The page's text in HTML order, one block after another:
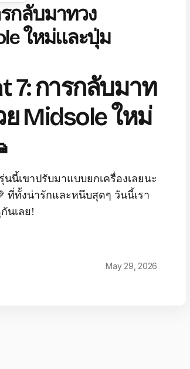
กลับมาทวง
ใหม่และปุ่ม
7: การกลับมาท
ย Midsole ใหม่
นนี้เขาปรับมาแบบยกเครื่องเลยนะ
ที่ทั้งน่ารักและหนึบสุดๆ วันนี้เรา
นเลย!
May 29, 2026